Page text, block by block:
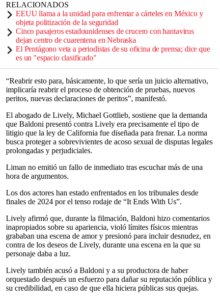
RELACIONADOS
EEUU llama a la unidad para enfrentar a cárteles en México y
objeta politización de la seguridad
Cinco pasajeros estadounidenses de crucero con hantavirus
dejan centro de cuarentena en Nebraska
El Pentágono veta a periodistas de su oficina de prensa; dice que
es un "espacio clasificado"
“Reabrir esto para, básicamente, lo que sería un juicio alternativo,
implicaría reabrir el proceso de obtención de pruebas, nuevos
peritos, nuevas declaraciones de peritos”, manifestó.
El abogado de Lively, Michael Gottlieb, sostiene que la demanda
que Baldoni presentó contra Lively era precisamente el tipo de
litigio que la ley de California fue diseñada para frenar. La norma
busca proteger a sobrevivientes de acoso sexual de disputas legales
prolongadas y perjudiciales.
Liman no emitió un fallo de inmediato tras escuchar más de una
hora de argumentos.
Los dos actores han estado enfrentados en los tribunales desde
finales de 2024 por el tenso rodaje de “It Ends With Us”.
Lively afirmó que, durante la filmación, Baldoni hizo comentarios
inapropiados sobre su apariencia, violó límites físicos mientras
grababan una escena de amor y presionó para incluir desnudez, en
contra de los deseos de Lively, durante una escena en la que su
personaje daba a luz.
Lively también acusó a Baldoni y a su productora de haber
orquestado después un esfuerzo para dañar su reputación pública y
su credibilidad, en caso de que ella hiciera públicas sus quejas.